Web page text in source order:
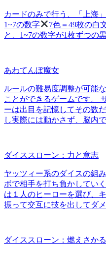
カードのみで行う、「上海
1~7の数字
7色＝49枚の白
と、1~7の数字が1枚ずつの
あわてんぼ魔女
ルールの難易度調整が可能
ことができるゲームです。
ーは出目を記憶してその数
し実際には動かさず、脳内
ダイススローン：力と意志
ヤッツィー系のダイスの組
ボで相手を打ち負かしてい
は１人のヒーローを選び、
振って交互に技を出してダ
ダイススローン：燃えさか